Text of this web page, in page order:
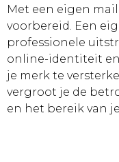
Met een eigen
voorbereid. Een
professionele
online-identiteit
je merk te
vergroot je de
en het bereik van